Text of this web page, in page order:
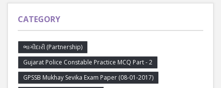
CATEGORY
ભાગીદારી (Partnership)
Gujarat Police Constable Practice MCQ Part - 2
GPSSB Mukhay Sevika Exam Paper (08-01-2017)